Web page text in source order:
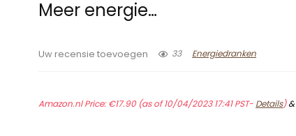
Meer energie…
Uw recensie toevoegen 33 Energiedranken
Amazon.nl Price:€17.90(as of 10/04/2023 17:41 PST- Details)&